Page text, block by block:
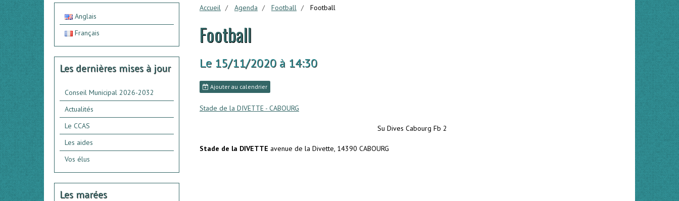
Accueil Agenda Football Football
Football
Le 15/11/2020 à 14:30
Ajouter au calendrier
Stade de la DIVETTE - CABOURG
Su Dives Cabourg Fb 2
Stade de la DIVETTE avenue de la Divette, 14390 CABOURG
Anglais
Français
Les dernières mises à jour
Conseil Municipal 2026-2032
Actualités
Le CCAS
Les aides
Vos élus
Les marées